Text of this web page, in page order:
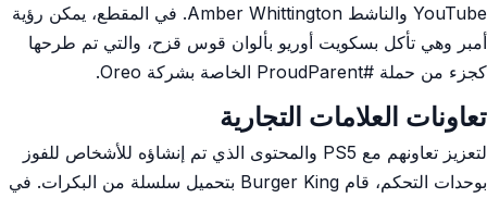
YouTube والناشط Amber Whittington. في المقطع، يمكن رؤية
أمبر وهي تأكل بسكويت أوريو بألوان قوس قزح، والتي تم طرحها
كجزء من حملة #ProudParent الخاصة بشركة Oreo.
تعاونات العلامات التجارية
لتعزيز تعاونهم مع PS5 والمحتوى الذي تم إنشاؤه للأشخاص للفوز
بوحدات التحكم، قام Burger King بتحميل سلسلة من البكرات. في